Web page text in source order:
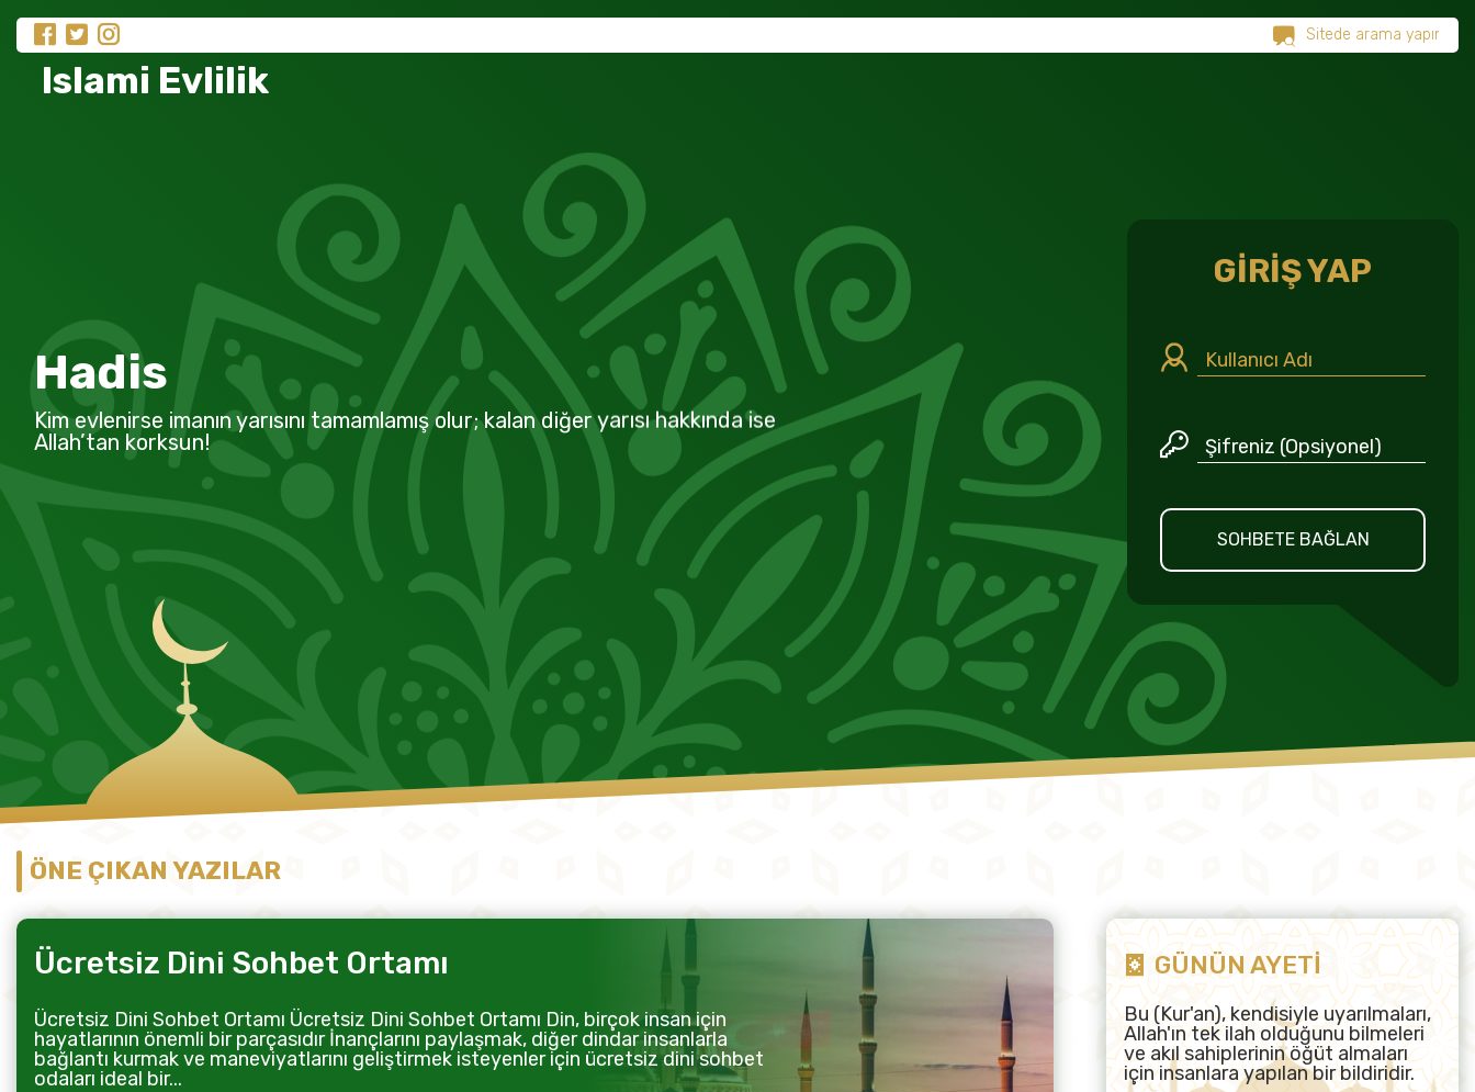
Islami Evlilik
Hadis
Kim evlenirse imanın yarısını tamamlamış olur; kalan diğer yarısı hakkında ise
Allah’tan korksun!
GİRİŞ YAP
SOHBETE BAĞLAN
ÖNE ÇIKAN YAZILAR
Ücretsiz Dini Sohbet Ortamı
Ücretsiz Dini Sohbet Ortamı Ücretsiz Dini Sohbet Ortamı Din, birçok insan için
hayatlarının önemli bir parçasıdır İnançlarını paylaşmak, diğer dindar insanlarla
bağlantı kurmak ve maneviyatlarını geliştirmek isteyenler için ücretsiz dini sohbet
odaları ideal bir...
GÜNÜN AYETİ
Bu (Kur'an), kendisiyle uyarılmaları,
Allah'ın tek ilah olduğunu bilmeleri
ve akıl sahiplerinin öğüt almaları
için insanlara yapılan bir bildiridir.